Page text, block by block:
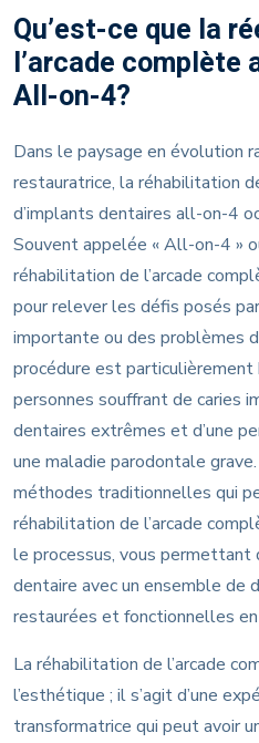
Qu’est-ce que la
l’arcade complète
All-on-4?
Dans le paysage en évolution
restauratrice, la réhabilitation
d’implants dentaires all-on-4
Souvent appelée « All-on-4 »
réhabilitation de l’arcade
pour relever les défis posés
importante ou des problèmes
procédure est
personnes souffrant de caries
dentaires extrêmes et d’une
une maladie parodontale
méthodes traditionnelles qui
réhabilitation de l’arcade
le processus, vous
dentaire avec un ensemble de
restaurées et fonctionnelles
La réhabilitation de l’arcade
l’esthétique ; il s’agit d’une
transformatrice qui peut avoir